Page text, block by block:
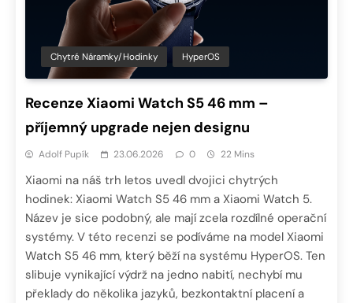
Chytré Náramky/hodinky HyperOS
Recenze Xiaomi Watch S5 46 mm –
příjemný upgrade nejen designu
Adolf Pupík 23.06.2026 0 22 Mins
Xiaomi na náš trh letos uvedl dvojici chytrých
hodinek: Xiaomi Watch S5 46 mm a Xiaomi Watch 5.
Název je sice podobný, ale mají zcela rozdílné operační
systémy. V této recenzi se podíváme na model Xiaomi
Watch S5 46 mm, který běží na systému HyperOS. Ten
slibuje vynikající výdrž na jedno nabití, nechybí mu
překlady do několika jazyků, bezkontaktní placení a